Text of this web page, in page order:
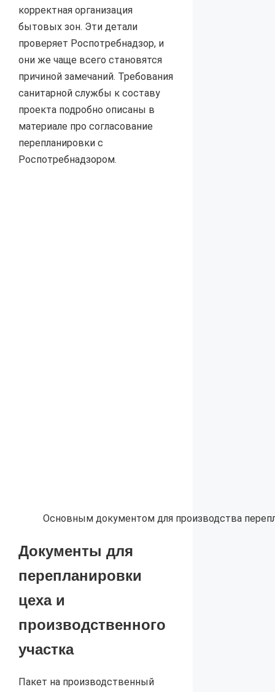
корректная организация
бытовых зон. Эти детали
проверяет Роспотребнадзор, и
они же чаще всего становятся
причиной замечаний. Требования
санитарной службы к составу
проекта подробно описаны в
материале про согласование
перепланировки с
Роспотребнадзором.
Основным документом для производства
Документы для
перепланировки
цеха и
производственного
участка
Пакет на производственный